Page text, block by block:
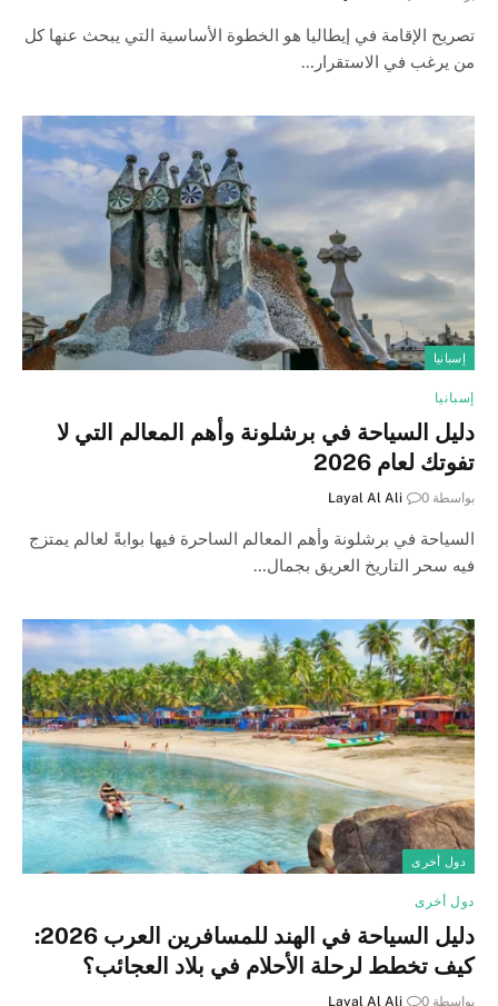
تصريح الإقامة في إيطاليا هو الخطوة الأساسية التي يبحث عنها كل
من يرغب في الاستقرار…
إسبانيا
إسبانيا
دليل السياحة في برشلونة وأهم المعالم التي لا
تفوتك لعام 2026
بواسطة Layal Al Ali 0
السياحة في برشلونة وأهم المعالم الساحرة فيها بوابةً لعالم يمتزج
فيه سحر التاريخ العريق بجمال…
دول أخرى
دول أخرى
دليل السياحة في الهند للمسافرين العرب 2026:
كيف تخطط لرحلة الأحلام في بلاد العجائب؟
بواسطة Layal Al Ali 0